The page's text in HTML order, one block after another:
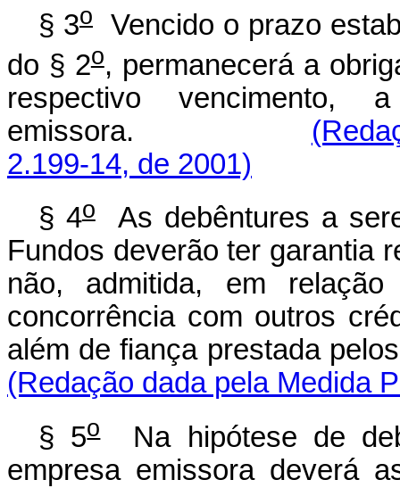
§ 3o
Vencido o prazo
do § 2o, permanecerá a
respectivo vencimento,
emissora.
2.199-14, de 2001)
§ 4oAs debêntures a
Fundos deverão ter garantia
não, admitida, em
concorrência com outros
além de fiança prestada
(Redação dada pela Medida
§ 5oNa hipótese de
empresa emissora deverá